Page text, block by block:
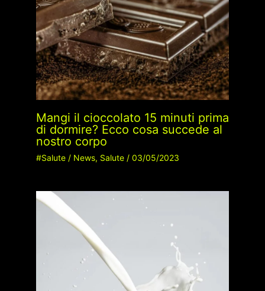
Mangi il cioccolato 15 minuti prima
di dormire? Ecco cosa succede al
nostro corpo
#Salute/ News, Salute/ 03/05/2023